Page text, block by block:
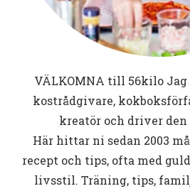
VÄLKOMNA till 56kiloJag
kostrådgivare,
kreatör och driver den
Här hittar ni sedan 2003
recept och tips, ofta med
livsstil. Träning, tips,